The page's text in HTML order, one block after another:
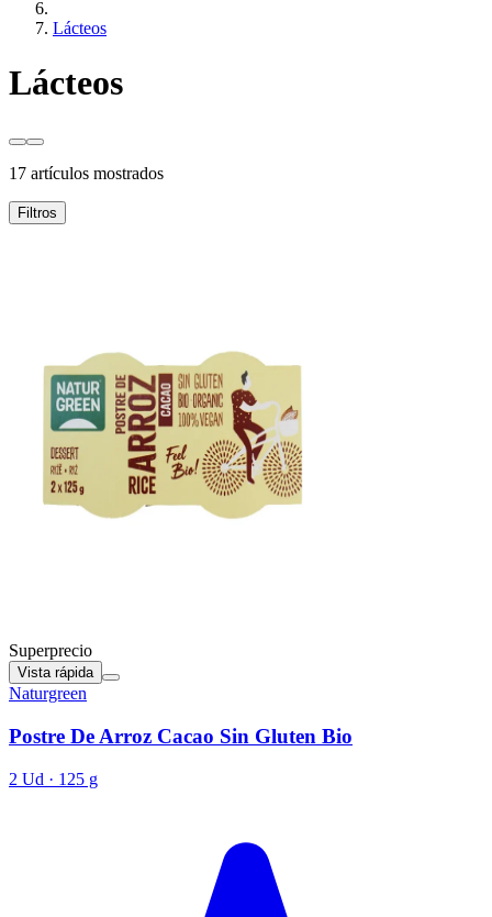
Lácteos
Lácteos
17 artículos mostrados
Filtros
Superprecio
Vista rápida
Naturgreen
Postre De Arroz Cacao Sin Gluten Bio
2 Ud · 125 g